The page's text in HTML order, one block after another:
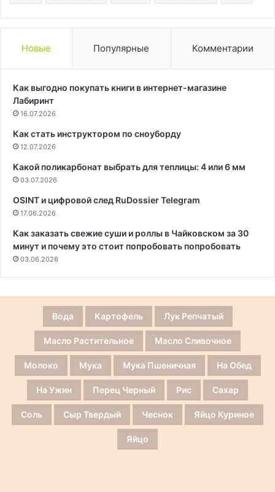
Новые Популярные Комментарии
Как выгодно покупать книги в интернет-магазине
Лабиринт
16.07.2026
Как стать инструктором по сноуборду
12.07.2026
Какой поликарбонат выбрать для теплицы: 4 или 6 мм
03.07.2026
OSINT и цифровой след RuDossier Telegram
17.06.2026
Как заказать свежие суши и роллы в Чайковском за 30
минут и почему это стоит попробовать попробовать
03.06.2026
Вода Картофель Лук Репчатый
Масло Растительное Масло Сливочное
Молоко Мука Мука Пшеничная На Обед
На Ужин Перец Черный Рис Сахар
Соль Сыр Твердый Чеснок Яйцо Куриное
Яйцо